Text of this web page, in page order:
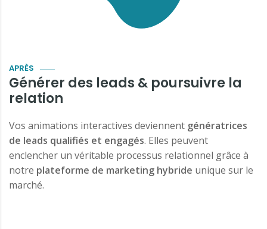
APRÈS
Générer des leads & poursuivre la
relation
Vos animations interactives deviennent génératrices
de leads qualifiés et engagés. Elles peuvent
enclencher un véritable processus relationnel grâce à
notre plateforme de marketing hybride unique sur le
marché.